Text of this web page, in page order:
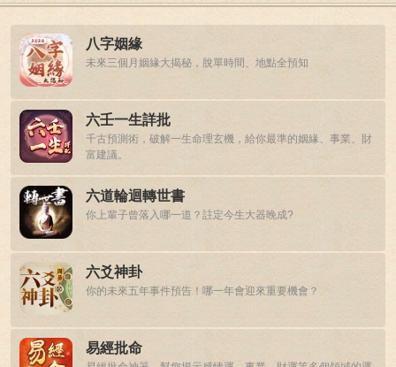
八字姻緣
未來三個月姻緣大揭秘，脫單時間、地點全預知
六壬一生詳批
千古預測術，破解一生命理玄機，給你最準的姻緣、事業、財
富建議。
六道輪迴轉世書
你上輩子曾落入哪一道？註定今生大器晚成?
六爻神卦
你的未來五年事件預告！哪一年會迎來重要機會？
易經批命